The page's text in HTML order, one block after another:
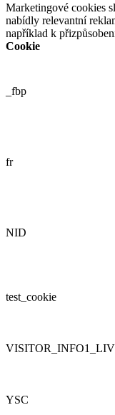
Marketingové cookies
nabídly relevantní
například k
Cookie
_fbp
fr
NID
test_cookie
YSC